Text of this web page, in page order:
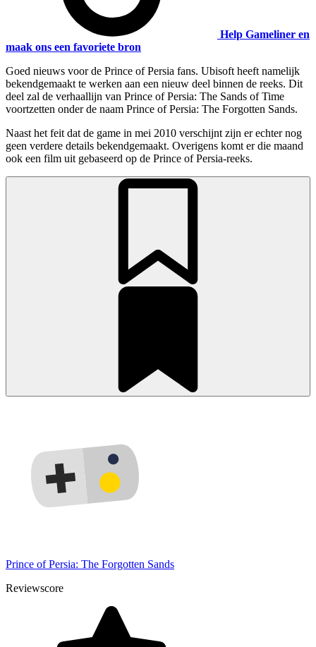
Help Gameliner en
maak ons een favoriete bron
Goed nieuws voor de Prince of Persia fans. Ubisoft heeft namelijk
bekendgemaakt te werken aan een nieuw deel binnen de reeks. Dit
deel zal de verhaallijn van Prince of Persia: The Sands of Time
voortzetten onder de naam Prince of Persia: The Forgotten Sands.
Naast het feit dat de game in mei 2010 verschijnt zijn er echter nog
geen verdere details bekendgemaakt. Overigens komt er die maand
ook een film uit gebaseerd op de Prince of Persia-reeks.
Prince of Persia: The Forgotten Sands
Reviewscore